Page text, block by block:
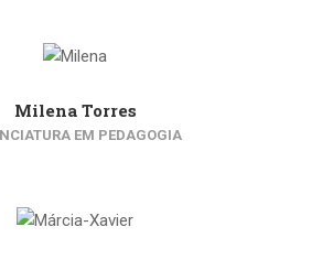
Milena Torres
EM PEDAGOGIA